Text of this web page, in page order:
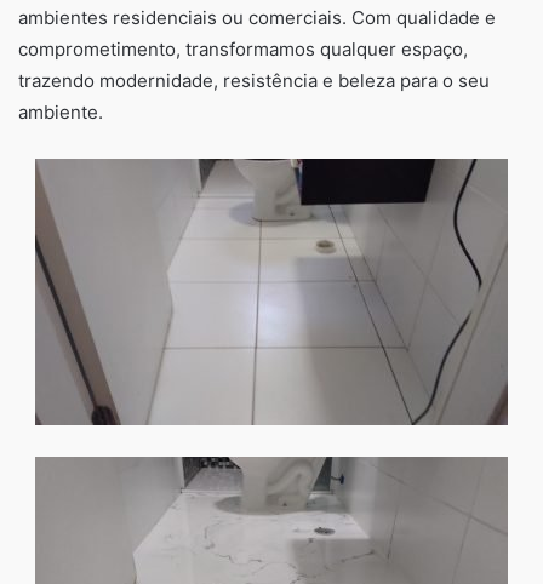
ambientes residenciais ou comerciais. Com qualidade e
comprometimento, transformamos qualquer espaço,
trazendo modernidade, resistência e beleza para o seu
ambiente.